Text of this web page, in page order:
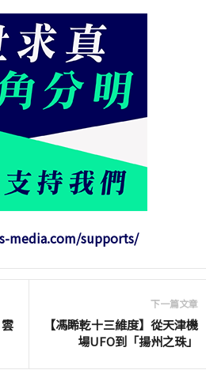
media.com/supports/
下一篇文章
【馮睎乾十三維度】從天津機
場UFO到「揚州之珠」